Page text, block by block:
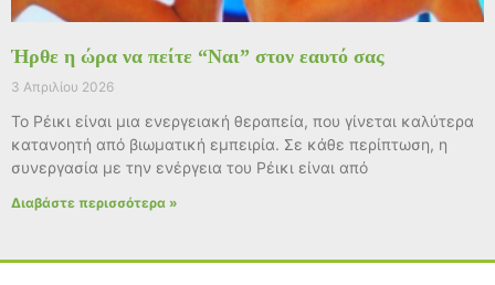
Ήρθε η ώρα να πείτε “Ναι” στον εαυτό σας
3 Απριλίου 2026
Το Ρέικι είναι μια ενεργειακή θεραπεία, που γίνεται καλύτερα
κατανοητή από βιωματική εμπειρία. Σε κάθε περίπτωση, η
συνεργασία με την ενέργεια του Ρέικι είναι από
Διαβάστε περισσότερα »